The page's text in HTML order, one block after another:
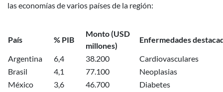
las economías de varios países de la región:
País % PIB
Monto (USD
millones)
Enfermedades
Argentina
6,4 38.200
Cardiovasculares
Brasil
4,1 77.100
Neoplasias
México
3,6 46.700
Diabetes